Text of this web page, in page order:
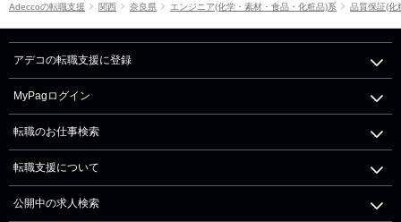
Adeccoの転職支援 関西 奈良県 エンジニア(化学・素材・食品・化粧品)系 品質保証(化
アデコの転職支援に登録
MyPagログイン
転職のお仕事検索
転職支援について
公開中の求人検索